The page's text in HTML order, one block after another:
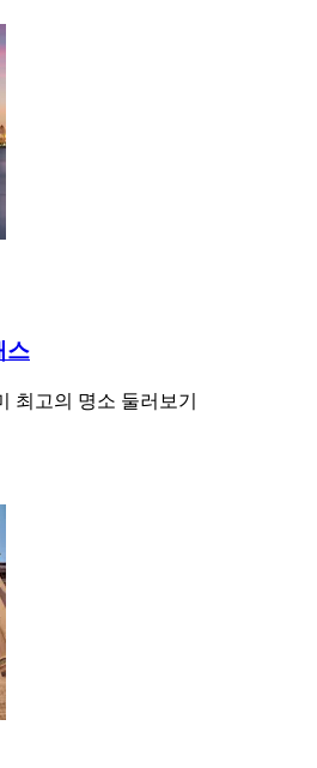
스
최고의 명소 둘러보기